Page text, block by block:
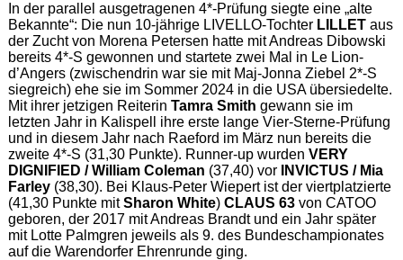
In der parallel ausgetragenen 4*-Prüfung siegte eine „alte
Bekannte“: Die nun 10-jährige LIVELLO-Tochter LILLETaus
der Zucht von Morena Petersen hatte mit Andreas Dibowski
bereits 4*-S gewonnen und startete zwei Mal in Le Lion-
d’Angers (zwischendrin war sie mit Maj-Jonna Ziebel 2*-S
siegreich) ehe sie im Sommer 2024 in die USA übersiedelte.
Mit ihrer jetzigen Reiterin Tamra Smith gewann sie im
letzten Jahr in Kalispell ihre erste lange Vier-Sterne-Prüfung
und in diesem Jahr nach Raeford im März nun bereits die
zweite 4*-S (31,30 Punkte). Runner-up wurden VERY
DIGNIFIED / William Coleman (37,40) vor
INVICTUS / Mia
Farley(38,30). Bei Klaus-Peter Wiepert ist der viertplatzierte
(41,30 Punkte mitSharon White) CLAUS 63von CATOO
geboren, der 2017 mit Andreas Brandt und ein Jahr später
mit Lotte Palmgren jeweils als 9. des Bundeschampionates
auf die Warendorfer Ehrenrunde ging.